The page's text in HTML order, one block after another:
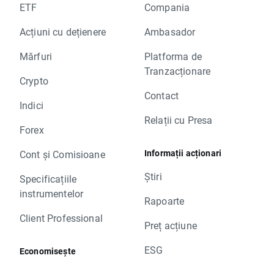
ETF
Acțiuni cu dețienere
Mărfuri
Crypto
Indici
Forex
Cont și Comisioane
Specificațiile
instrumentelor
Client Professional
Economisește
Compania
Ambasador
Platforma de
Tranzacționare
Contact
Relații cu Presa
Informații acționari
Știri
Rapoarte
Preț acțiune
ESG